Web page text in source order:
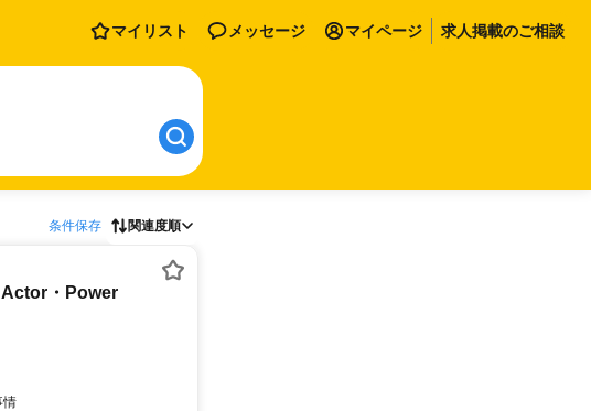
マイリスト メッセージ マイページ 求人掲載のご相談
条件保存 関連度順
・Power
情